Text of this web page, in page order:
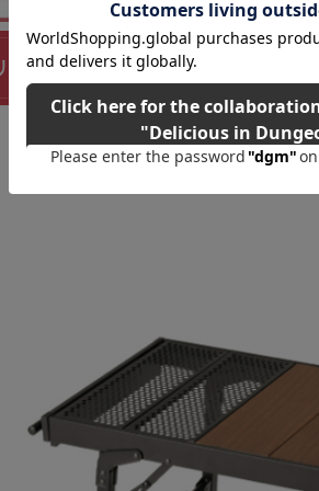
アレンジテーブル BD-242アルミ製な